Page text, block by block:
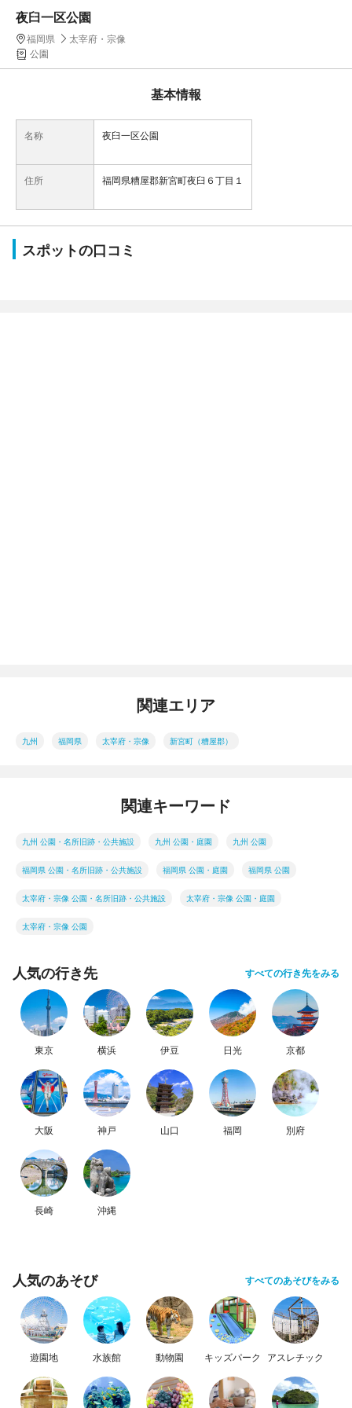
夜臼一区公園
福岡県
太宰府・宗像
公園
基本情報
名称 夜臼一区公園
住所 福岡県糟屋郡新宮町夜臼６丁目１
スポットの口コミ
関連エリア
九州 福岡県 太宰府・宗像 新宮町（糟屋郡）
関連キーワード
九州 公園・名所旧跡・公共施設 九州 公園・庭園 九州 公園
福岡県 公園・名所旧跡・公共施設 福岡県 公園・庭園 福岡県 公園
太宰府・宗像 公園・名所旧跡・公共施設 太宰府・宗像 公園・庭園
太宰府・宗像 公園
人気の行き先 すべての行き先をみる
東京 横浜 伊豆 日光 京都
大阪 神戸 山口 福岡 別府
長崎 沖縄
人気のあそび すべてのあそびをみる
遊園地 水族館 動物園 キッズパーク アスレチック